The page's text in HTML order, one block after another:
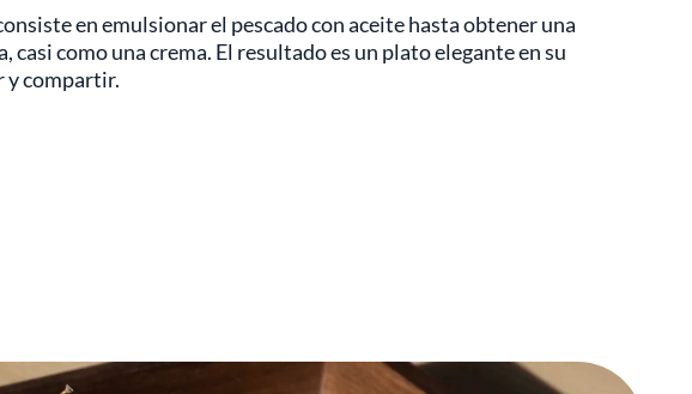
en emulsionar el pescado con aceite hasta obtener una
casi como una crema. El resultado es un plato elegante en su
y compartir.